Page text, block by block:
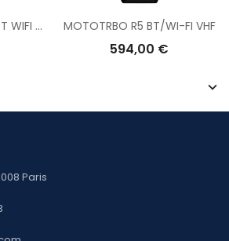
R7 VHF FKP CAPABLE BT WIFI GNSS MOTOTRBO R5 BT/WI-FI VHF
594,00 €
Paris